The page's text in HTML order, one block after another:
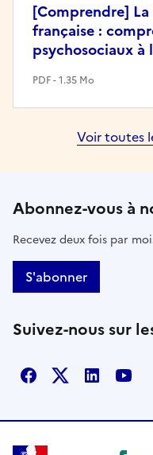
[Comprendre]
française :
psychosociaux à
PDF - 1.35 Mo
Voir toutes
Abonnez-vous à
Recevez deux fois par
S'abonner
Suivez-nous sur
Facebook
X Linkedin